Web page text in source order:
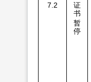
7.2
证
书
暂
停